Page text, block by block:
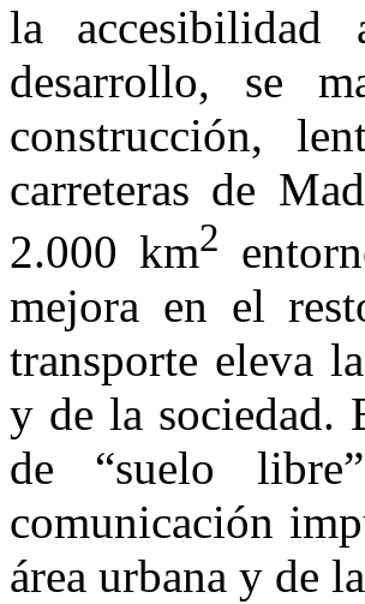
la accesibilidad
desarrollo, se
construcción,
carreteras de
2.000 km2
mejora en el
transporte eleva
y de la sociedad.
de “suelo
comunicación
área urbana y de